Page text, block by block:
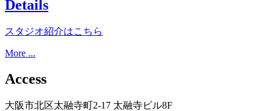
Details
スタジオ紹介はこちら
More ...
Access
大阪市北区太融寺町2-17 太融寺ビル8F